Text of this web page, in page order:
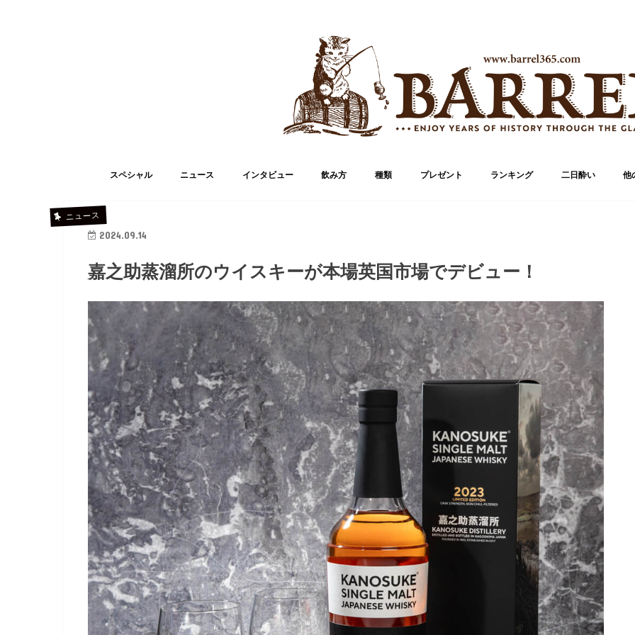
スペシャル ニュース インタビュー 飲み方 種類 プレゼント ランキング 二日酔い 他
ニュース
2024.09.14
嘉之助蒸溜所のウイスキーが本場英国市場でデビュー！